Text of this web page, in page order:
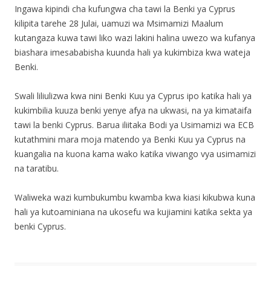
Ingawa kipindi cha kufungwa cha tawi la Benki ya Cyprus
kilipita tarehe 28 Julai, uamuzi wa Msimamizi Maalum
kutangaza kuwa tawi liko wazi lakini halina uwezo wa kufanya
biashara imesababisha kuunda hali ya kukimbiza kwa wateja
Benki.
Swali liliulizwa kwa nini Benki Kuu ya Cyprus ipo katika hali ya
kukimbilia kuuza benki yenye afya na ukwasi, na ya kimataifa
tawi la benki Cyprus. Barua iliitaka Bodi ya Usimamizi wa ECB
kutathmini mara moja matendo ya Benki Kuu ya Cyprus na
kuangalia na kuona kama wako katika viwango vya usimamizi
na taratibu.
Waliweka wazi kumbukumbu kwamba kwa kiasi kikubwa kuna
hali ya kutoaminiana na ukosefu wa kujiamini katika sekta ya
benki Cyprus.